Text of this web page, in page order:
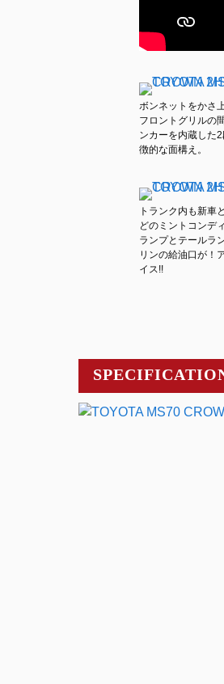
ボンネットをかさ
フロントグリルの
ンカーを内蔵した
徴的な面構え。
トランク内も新車
どのミントコンデ
ランプとテールラ
リンの給油口が！
イス!!